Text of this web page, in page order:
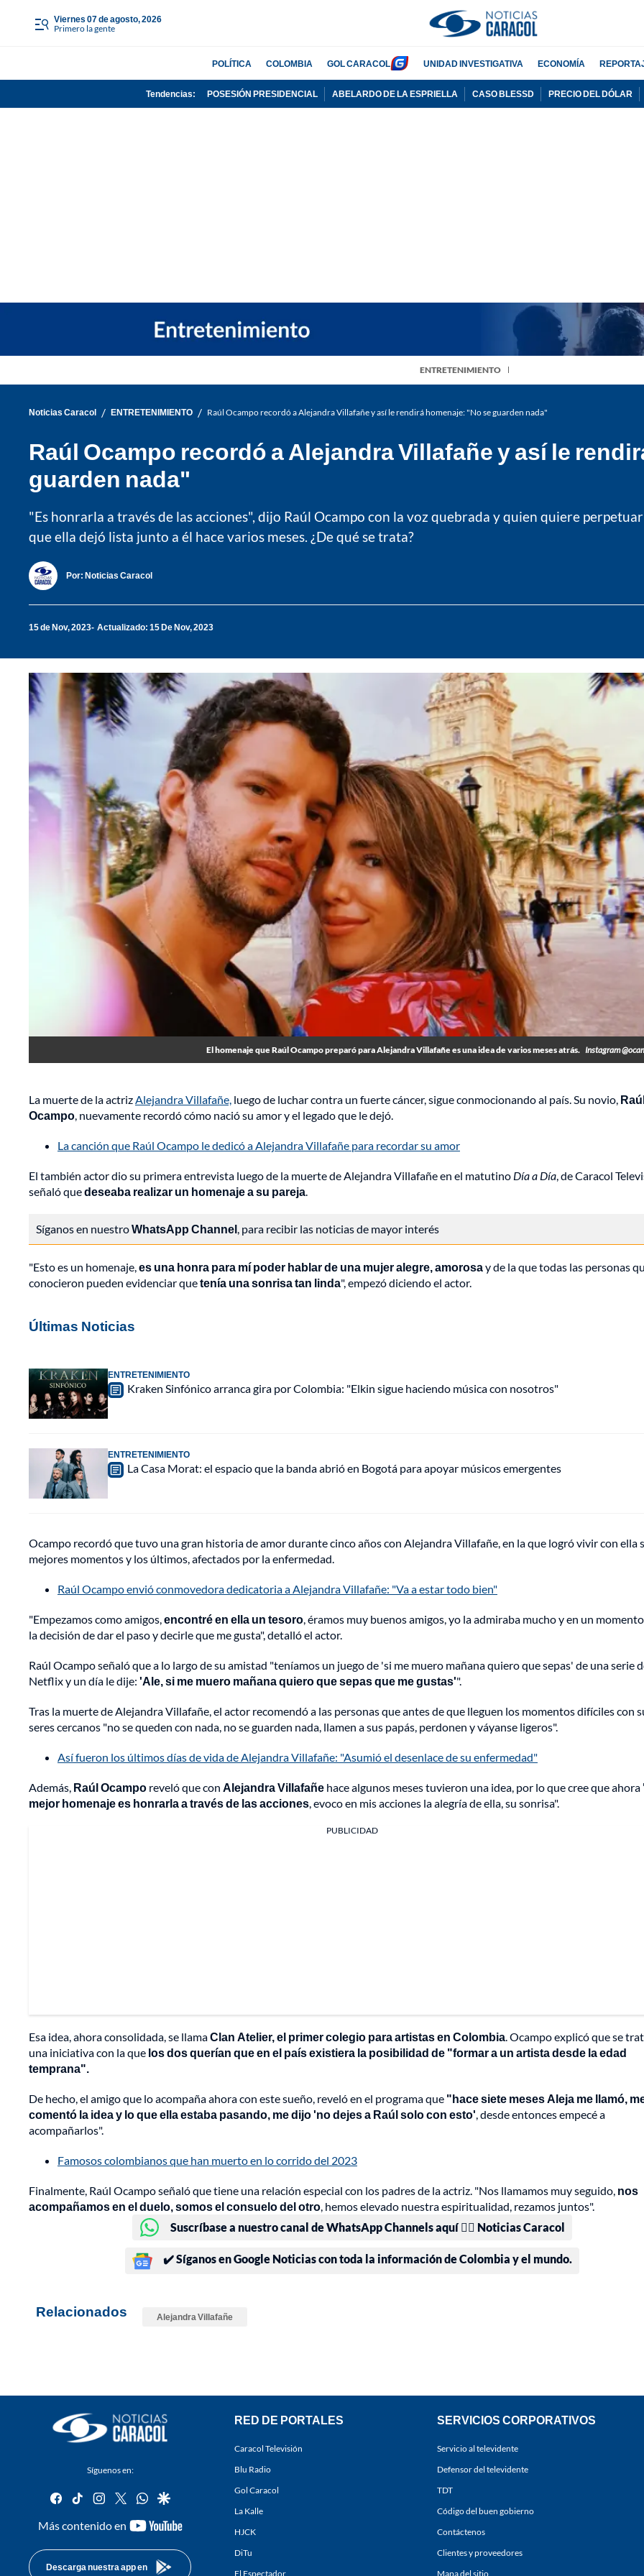
viernes 07 de agosto, 2026
Primero la gente
POLÍTICA COLOMBIA GOL CARACOL UNIDAD INVESTIGATIVA ECONOMÍA
Tendencias: POSESIÓN PRESIDENCIAL ABELARDO DE LA ESPRIELLA CASO BLESSD PRECIO DEL DÓLAR
ENTRETENIMIENTO
Noticias Caracol / ENTRETENIMIENTO / Raúl Ocampo recordó a Alejandra Villafañe y así le rendirá homenaje: "No se guarden nada"
Raúl Ocampo recordó a Alejandra Villafañe y así le
guarden nada"
"Es honrarla a través de las acciones", dijo Raúl Ocampo con la voz quebrada y quien quiere
que ella dejó lista junto a él hace varios meses. ¿De qué se trata?
Por: Noticias Caracol
15 de Nov, 2023 Actualizado: 15 De Nov, 2023
El homenaje que Raúl Ocampo preparó para Alejandra Villafañe es una idea de varios meses atrás. Instagram
La muerte de la actrizAlejandra Villafañe, luego de luchar contra un fuerte cáncer, sigue conmocionando al país. Su novio,
Ocampo, nuevamente recordó cómo nació su amor y el legado que le dejó.
La canción que Raúl Ocampo le dedicó a Alejandra Villafañe para recordar su amor
El también actor dio su primera entrevista luego de la muerte de Alejandra Villafañe en el matutino Día a Día, de Caracol
señaló quedeseaba realizar un homenaje a su pareja.
Síganos en nuestroWhatsApp Channel, para recibir las noticias de mayor interés
"Esto es un homenaje,es una honra para mí poder hablar de una mujer alegre, amorosay de la que todas las personas
conocieron pueden evidenciar quetenía una sonrisa tan linda", empezó diciendo el actor.
Últimas Noticias
ENTRETENIMIENTO
Kraken Sinfónico arranca gira por Colombia: "Elkin sigue haciendo música con nosotros"
ENTRETENIMIENTO
La Casa Morat: el espacio que la banda abrió en Bogotá para apoyar músicos emergentes
Ocampo recordó que tuvo una gran historia de amor durante cinco años con Alejandra Villafañe, en la que logró vivir con ella
mejores momentos y los últimos, afectados por la enfermedad.
Raúl Ocampo envió conmovedora dedicatoria a Alejandra Villafañe: "Va a estar todo bien"
"Empezamos como amigos,encontré en ella un tesoro, éramos muy buenos amigos, yo la admiraba mucho y en un
la decisión de dar el paso y decirle que me gusta", detalló el actor.
Raúl Ocampo señaló que a lo largo de su amistad "teníamos un juego de 'si me muero mañana quiero que sepas' de una serie
Netflix y un día le dije: 'Ale, si me muero mañana quiero que sepas que me gustas'".
Tras la muerte de Alejandra Villafañe, el actor recomendó a las personas que antes de que lleguen los momentos difíciles con
seres cercanos "no se queden con nada, no se guarden nada, llamen a sus papás, perdonen y váyanse ligeros".
Así fueron los últimos días de vida de Alejandra Villafañe: "Asumió el desenlace de su enfermedad"
Además, Raúl Ocampo reveló que con Alejandra Villafañe hace algunos meses tuvieron una idea, por lo que cree que ahora
mejor homenaje es honrarla a través de las acciones, evoco en mis acciones la alegría de ella, su sonrisa".
PUBLICIDAD
Esa idea, ahora consolidada, se llamaClan Atelier, el primer colegio para artistas en Colombia. Ocampo explicó que se
una iniciativa con la que los dos querían que en el país existiera la posibilidad de "formar a un artista desde la edad
temprana".
De hecho, el amigo que lo acompaña ahora con este sueño, reveló en el programa que "hace siete meses Aleja me llamó,
comentó la idea y lo que ella estaba pasando, me dijo 'no dejes a Raúl solo con esto', desde entonces empecé a
acompañarlos".
Famosos colombianos que han muerto en lo corrido del 2023
Finalmente, Raúl Ocampo señaló que tiene una relación especial con los padres de la actriz. "Nos llamamos muy seguido, nos
acompañamos en el duelo, somos el consuelo del otro, hemos elevado nuestra espiritualidad, rezamos juntos".
Suscríbase a nuestro canal de WhatsApp Channels aquí 👉🏻 Noticias Caracol
✔️ Síganos en Google Noticias con toda la información de Colombia y el mundo.
Relacionados Alejandra Villafañe
Síguenos en:
facebook
tiktok instagram
twitterwhatsapp
google
Más contenido en
youtube-
Descarga nuestra app en
RED DE PORTALES
Caracol Televisión
Blu Radio
Gol Caracol
La Kalle
HJCK
DiTu
El Espectador
SERVICIOS CORPORATIVOS
Servicio al televidente
Defensor del televidente
TDT
Código del buen gobierno
Contáctenos
Clientes y proveedores
Mapa del sitio